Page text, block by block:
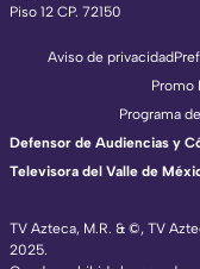
Piso 12 CP. 72150
TV Azteca, M.R. & ©, TV
2025.
Aviso de privacidad
Promo
Programa
Defensor de Audiencias y
Televisora del Valle de